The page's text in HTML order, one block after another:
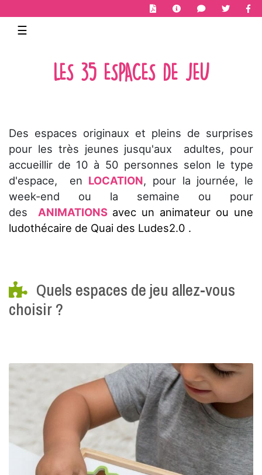
Toggle navigation
☰
LES 35 ESPACES DE JEU
Des espaces originaux et pleins de surprises
pour les très jeunes jusqu'aux adultes, pour
accueillir de 10 à 50 personnes selon le type
d'espace, en LOCATION, pour la journée, le
week-end ou la semaine ou pour
des ANIMATIONS avec un animateur ou une
ludothécaire de Quai des Ludes2.0 .
Quels espaces de jeu allez-vous
choisir ?